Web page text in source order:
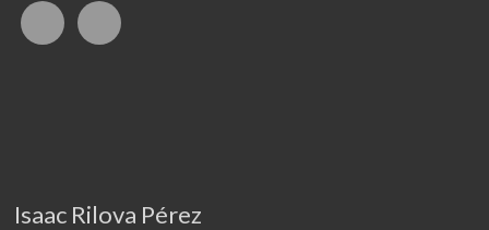
Isaac Rilova Pérez